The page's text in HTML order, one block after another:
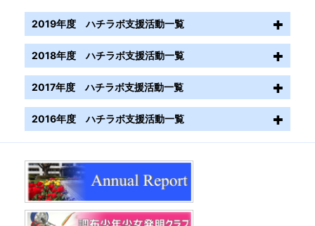
2019年度 ハチラボ支援活動一覧
1.ハチラボ科学クラブ「発光の科学」
前期：2019年7月6日（土）、後期：2020
年1月11日（土）14:00-16:00
会場
渋谷区こども科学センター ハチラボ
参加者
2018年度 ハチラボ支援活動一覧
ハチラボ科学クラブ「発光の科学」 前
期：2018年9月8日（土）、後期：2019年
1月12日（土）14:00-16:00
会場
渋谷区こども科学センター ハチラボ
2017年度 ハチラボ支援活動一覧
2018年1月20日（土）14:00-16:00 ハチ
会場
渋谷区こども科学センター ハチラボ
2016年度 ハチラボ支援活動一覧
2016年6月11日（土）14:00-16:00、
2017年1月21日（土）14:00-16:00 ハチ
ラボ科学クラブ「発光の科学」